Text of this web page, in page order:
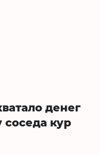
денег
соседа кур